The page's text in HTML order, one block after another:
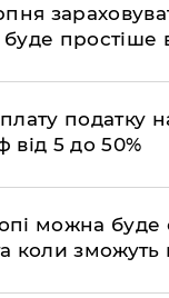
простіше
податку
від 5 до 50%
можна буде
коли зможуть